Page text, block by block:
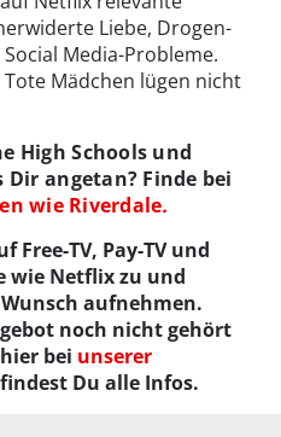
Liebe, Drogen-
Media-Probleme.
Mädchen lügen nicht
High Schools und
Dir angetan? Finde bei
wie Riverdale.
Free-TV, Pay-TV und
wie Netflix zu und
aufnehmen.
noch nicht gehört
bei unserer
Du alle Infos.